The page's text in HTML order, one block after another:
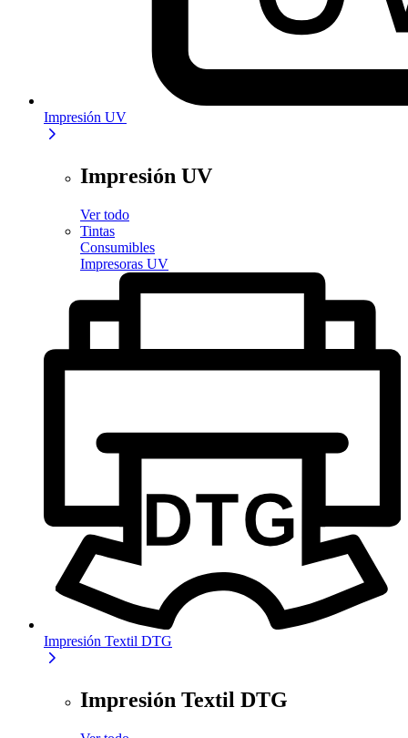
Impresión UV
Impresión UV
Ver todo
Tintas
Consumibles
Impresoras UV
Impresión Textil DTG
Impresión Textil DTG